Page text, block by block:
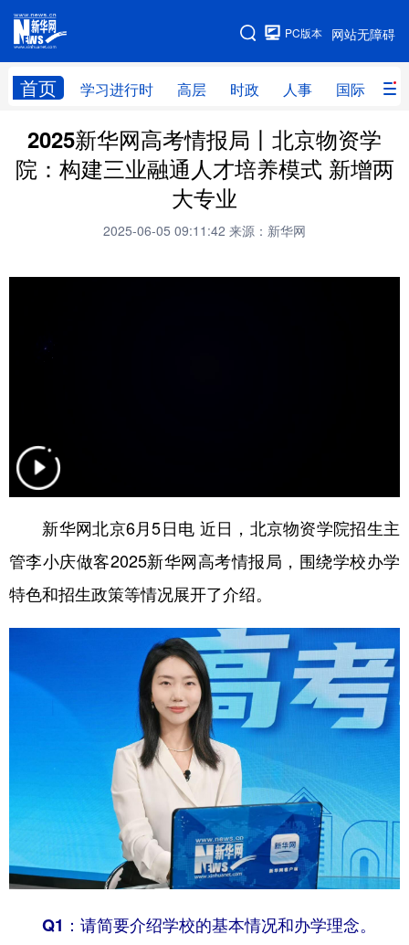
网站无障碍
PC版本
首页 学习进行时 高层 时政 人事 国际 财
网站地图
学习进行时 高层 时政 人事
国际 财经 网评 港澳
思客智库 全球连线
学术中国
城市
彩票 娱乐 时尚 悦读
公益 一带一路 亚太网 上市公司
文化产业
地方频道
天津 河北 山西
吉林 上海
福建 江西
山东 河南 湖北 湖南
广东 广西 海南 重庆
甘肃 青海 宁夏
2025新华网高考情报局丨北京物资学
院：构建三业融通人才培养模式 新增两
大专业
2025-06-05 09:11:42 来源：新华网
新华网北京6月5日电 近日，北京物资学院招生主
管李小庆做客2025新华网高考情报局，围绕学校办学
特色和招生政策等情况展开了介绍。
Q1：请简要介绍学校的基本情况和办学理念。